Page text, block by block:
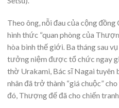
Theo ông, nỗi đau của cộng
hình thức “quan phòng của
hòa bình thế giới. Ba tháng sau
tưởng niệm được tổ chức ngay
thờ Urakami, Bác sĩ Nagai tuyên
nhân đã trở thành “giá chuộc”
đó, Thượng đế đã cho chiến